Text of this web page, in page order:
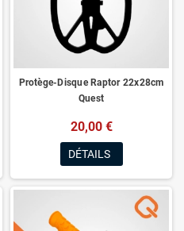
Protège-Disque Raptor 22x28cm
Quest
20,00 €
DÉTAILS